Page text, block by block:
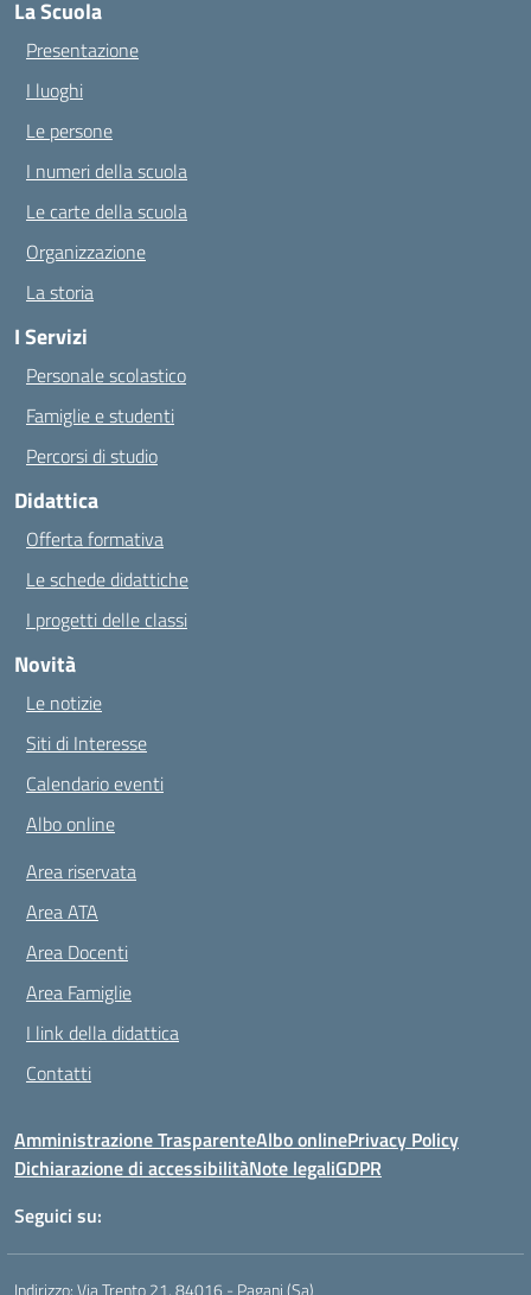
La Scuola
Presentazione
I luoghi
Le persone
I numeri della scuola
Le carte della scuola
Organizzazione
La storia
I Servizi
Personale scolastico
Famiglie e studenti
Percorsi di studio
Didattica
Offerta formativa
Le schede didattiche
I progetti delle classi
Novità
Le notizie
Siti di Interesse
Calendario eventi
Albo online
Area riservata
Area ATA
Area Docenti
Area Famiglie
I link della didattica
Contatti
Amministrazione TrasparenteAlbo onlinePrivacy Policy
Dichiarazione di accessibilitàNote legaliGDPR
Seguici su:
Indirizzo:Via Trento 21, 84016 - Pagani (Sa)